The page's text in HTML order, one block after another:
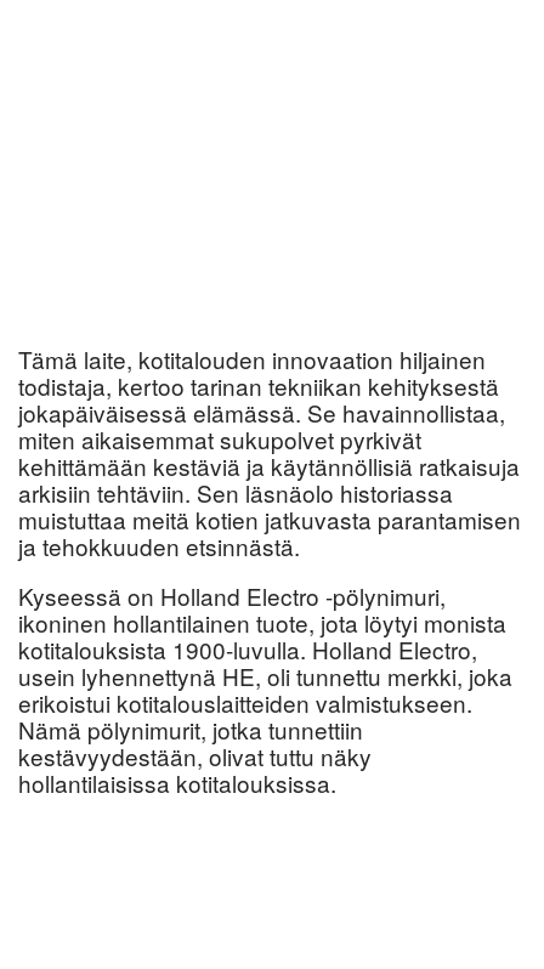
Tämä laite, kotitalouden innovaation hiljainen
todistaja, kertoo tarinan tekniikan kehityksestä
jokapäiväisessä elämässä. Se havainnollistaa,
miten aikaisemmat sukupolvet pyrkivät
kehittämään kestäviä ja käytännöllisiä ratkaisuja
arkisiin tehtäviin. Sen läsnäolo historiassa
muistuttaa meitä kotien jatkuvasta parantamisen
ja tehokkuuden etsinnästä.
Kyseessä on Holland Electro -pölynimuri,
ikoninen hollantilainen tuote, jota löytyi monista
kotitalouksista 1900-luvulla. Holland Electro,
usein lyhennettynä HE, oli tunnettu merkki, joka
erikoistui kotitalouslaitteiden valmistukseen.
Nämä pölynimurit, jotka tunnettiin
kestävyydestään, olivat tuttu näky
hollantilaisissa kotitalouksissa.